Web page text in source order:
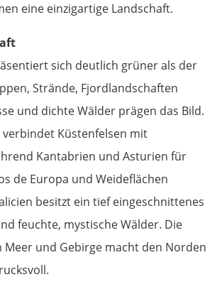
eine einzigartige Landschaft.
sich deutlich grüner als der
Strände, Fjordlandschaften
und dichte Wälder prägen das Bild.
verbindet Küstenfelsen mit
Kantabrien und Asturien für
de Europa und Weideflächen
besitzt ein tief eingeschnittenes
feuchte, mystische Wälder. Die
Meer und Gebirge macht den Norden